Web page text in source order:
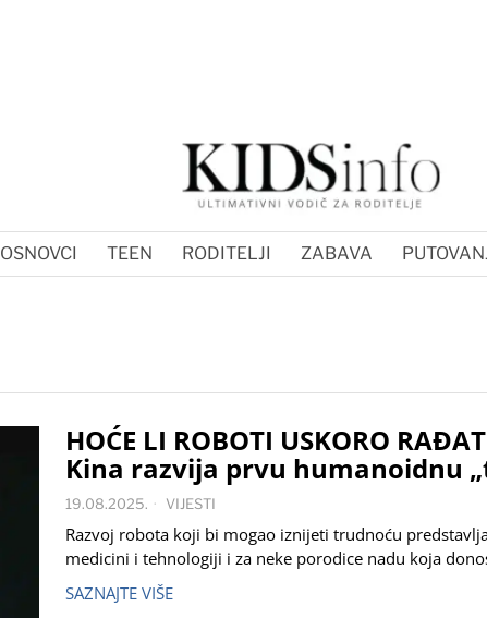
OSNOVCI TEEN RODITELJI ZABAVA
HOĆE LI ROBOTI USKORO
Kina razvija prvu humanoidnu
19.08.2025. VIJESTI
Razvoj robota koji bi mogao iznijeti trudnoću
medicini i tehnologiji i za neke porodice nadu koja
SAZNAJTE VIŠE